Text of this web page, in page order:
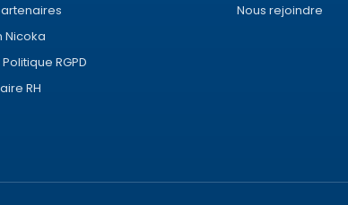
Nicoka
RGPD
RH
Nous rejoindre
vos Options